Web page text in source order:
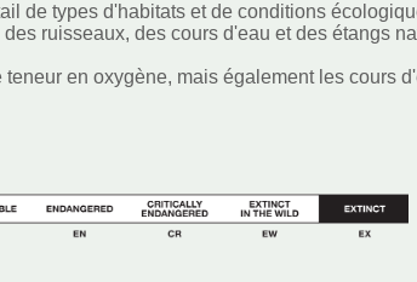
de types d'habitats et de conditions
ruisseaux, des cours d'eau et des étangs
en oxygène, mais également les cours